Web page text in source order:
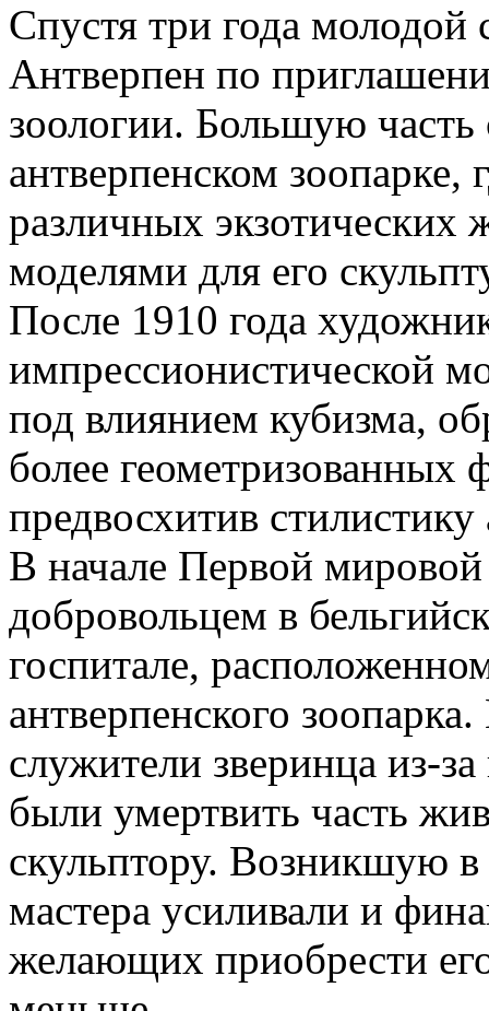
Спустя три года молодой
Антверпен по
зоологии. Большую часть
антверпенском зоопарке,
различных
моделями для его
После 1910 года
импрессионистической
под влиянием кубизма,
более геометризованных
предвосхитив стилистику
В начале Первой мировой
добровольцем в
госпитале,
антверпенского
служители зверинца из-
были умертвить часть
скульптору. Возникшую
мастера усиливали и
желающих приобрести